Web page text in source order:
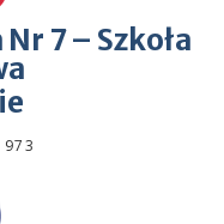
7 – Szkoła